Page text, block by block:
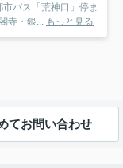
バス「荒神口」停ま
寺・銀...
もっと見る
てお問い合わせ